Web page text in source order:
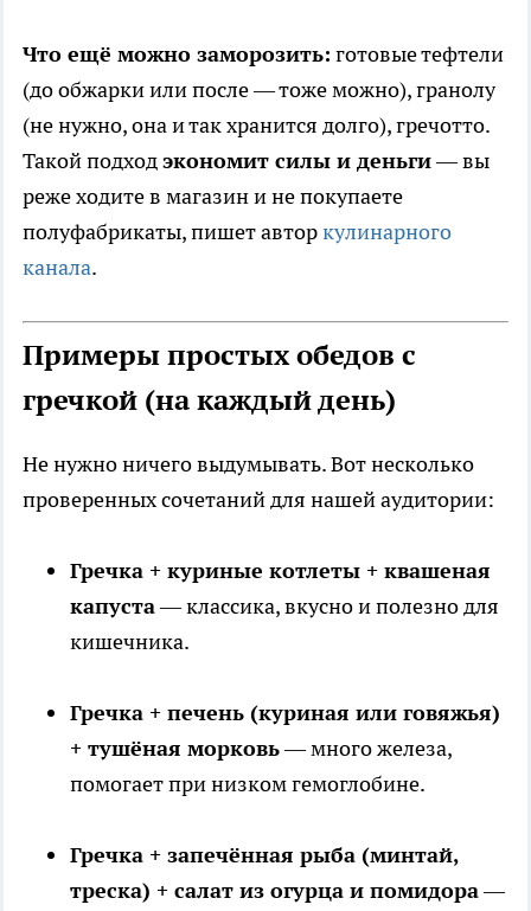
Что ещё можно заморозить: готовые тефтели
(до обжарки или после — тоже можно), гранолу
(не нужно, она и так хранится долго), гречотто.
Такой подходэкономит силы и деньги— вы
реже ходите в магазин и не покупаете
полуфабрикаты, пишет авторкулинарного
канала.
Примеры простых обедов с
гречкой (на каждый день)
Не нужно ничего выдумывать. Вот несколько
проверенных сочетаний для нашей аудитории:
Гречка + куриные котлеты + квашеная
капуста— классика, вкусно и полезно для
кишечника.
Гречка + печень (куриная или говяжья)
+ тушёная морковь— много железа,
помогает при низком гемоглобине.
Гречка + запечённая рыба (минтай,
треска) + салат из огурца и помидора—